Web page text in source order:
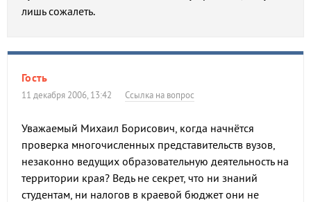
лишь сожалеть.
Гость
11 декабря 2006, 13:42 Ссылка на вопрос
Уважаемый Михаил Борисович, когда начнётся
проверка многочисленных представительств вузов,
незаконно ведущих образовательную деятельность на
территории края? Ведь не секрет, что ни знаний
студентам, ни налогов в краевой бюджет они не